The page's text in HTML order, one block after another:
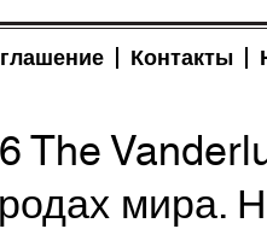
Контакты
The